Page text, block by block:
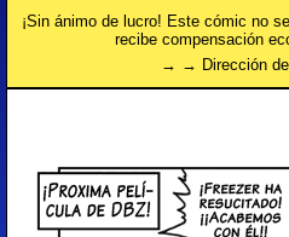
¡Sin ánimo de lucro! Este cómic no
recibe compensación
→ → Dirección